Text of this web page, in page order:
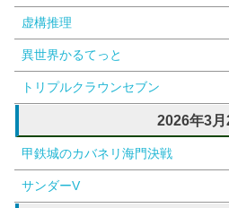
虚構推理
異世界かるてっと
トリプルクラウンセブン
2026年3月
甲鉄城のカバネリ海門決戦
サンダーV